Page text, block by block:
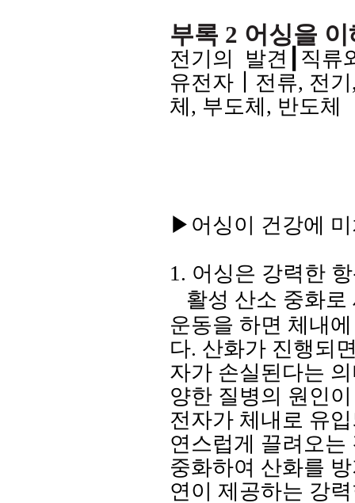
부록 2 어싱을
전기의 발견
직류
유전자┃전류, 전기
체 , 부도체 , 반도체
▶어싱이 건강에
1. 어싱은 강력한
활성 산소 중화로
운동을 하면 체내
다. 산화가 진행되
자가 손실된다는
양한 질병의 원인
전자가 체내로 유
연스럽게 끌려오는
중화하여 산화를
연이 제공하는 강